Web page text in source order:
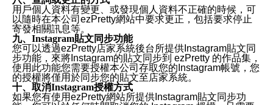
用戶個人資料有變更、或發現個人資料不正確的時候，可
以隨時在本公司ezPretty網站中要求更正，包括要求停止
寄發相關訊息等。
九、Instagram貼文同步功能
您可以透過ezPretty店家系統後台所提供Instagram貼文同
步功能，來將Instagram的貼文同步到 ezPretty 的作品集，
使用此功能您需要授權本公司存取您的Instagram帳號，您
的授權將僅用於同步您的貼文至店家系統。
十、取消Instagram授權方式
如果您有使用ezPretty網站所提供Instagram貼文同步功